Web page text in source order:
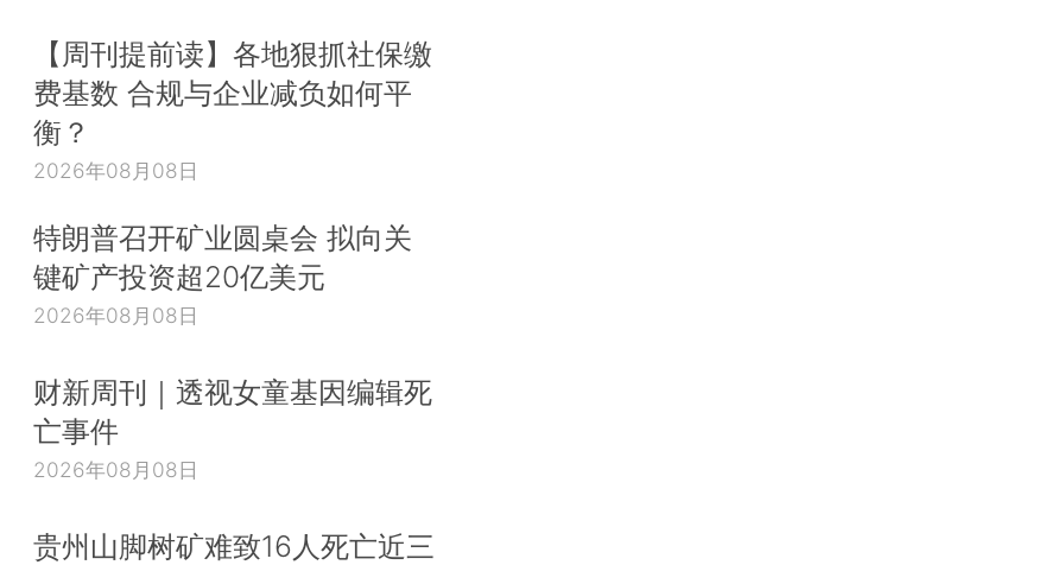
【周刊提前读】各地狠抓社保缴
费基数 合规与企业减负如何平
衡？
2026年08月08日
特朗普召开矿业圆桌会 拟向关
键矿产投资超20亿美元
2026年08月08日
财新周刊｜透视女童基因编辑死
亡事件
2026年08月08日
贵州山脚树矿难致16人死亡近三